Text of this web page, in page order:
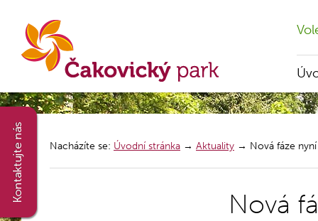
Nacházíte se: Úvodní stránka → Aktuality → Nová fáze
Nová